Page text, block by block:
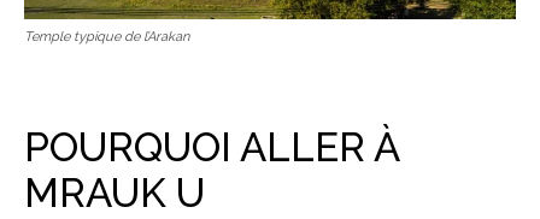
Temple typique de l’Arakan
POURQUOI ALLER À
MRAUK U